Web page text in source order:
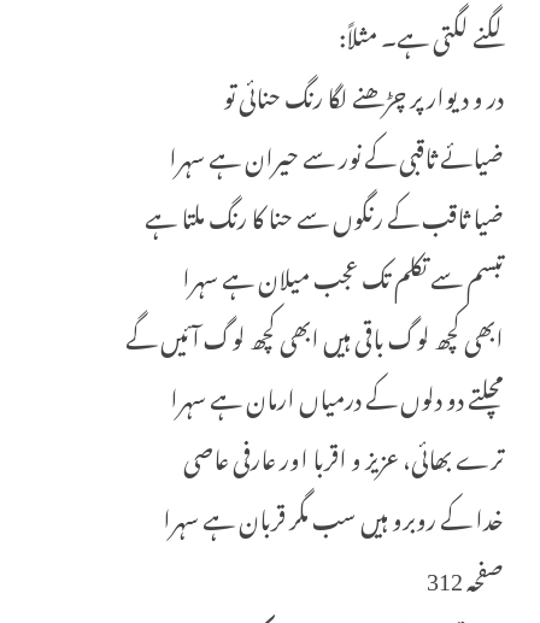
لگنے لگتی ہے۔ مثلاً:
در و دیوار پر چڑھنے لگا رنگ حنائی تو
ضیائے ثاقبی کے نور سے حیران ہے سہرا
ضیا ثاقب کے رنگوں سے حنا کا رنگ ملتا ہے
تبسم سے تکلم تک عجب میلان ہے سہرا
ابھی کچھ لوگ باقی ہیں ابھی کچھ لوگ آئیں گے
مچلتے دو دلوں کے درمیاں ارمان ہے سہرا
ترے بھائی، عزیز و اقربا اور عارفی عاصی
خدا کے روبرو ہیں سب مگر قربان ہے سہرا
صفحہ 312